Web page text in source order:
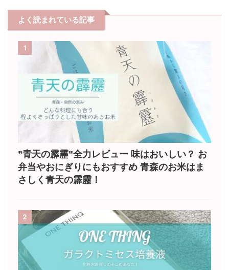
よく読まれている記事
1
”青天の霹靂”全力レビュー 味はおいしい？ お
弁当やおにぎりにもおすすめ 青森のお米はま
さしく青天の霹靂！
2